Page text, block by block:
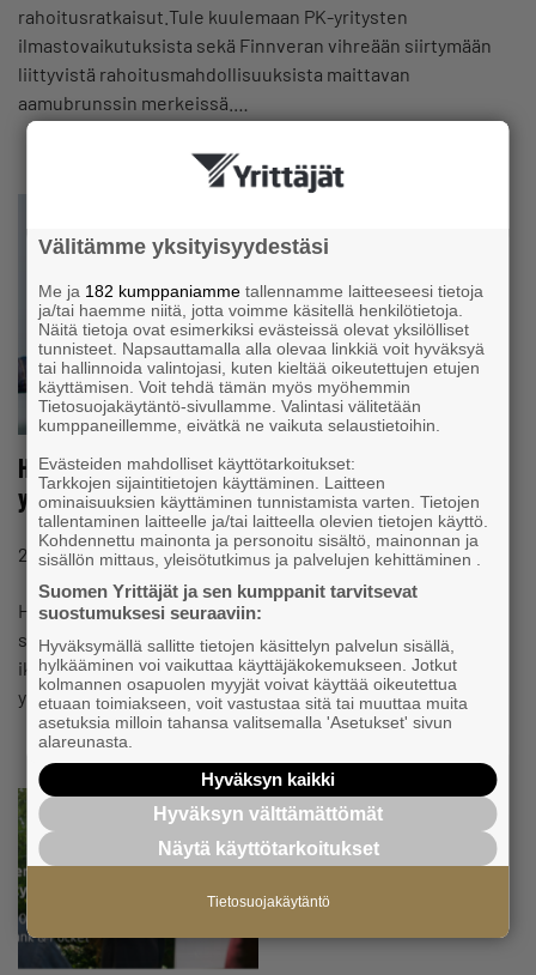
rahoitusratkaisut.Tule kuulemaan PK-yritysten
ilmastovaikutuksista sekä Finnveran vihreään siirtymään
liittyvistä rahoitusmahdollisuuksista maittavan
aamubrunssin merkeissä.…
Hopeataloudessa ei penneillä pelata – Silvestor Oy:
yhteisöllisyys palveluissa mukana
21.3.2023 klo 08:53 Uutinen #DIGI #VERKOSTOT
Hopeataloudella tarkoitetaan yleensä yli 50-vuotiaille
suunnattuja palveluja ja tuotteita. Termi korostaa
ikääntyvien merkitystä voimavarana ja potentiaalina
yhteiskunnalle sekä yritystoiminnalle.
Välitämme yksityisyydestäsi
Me ja 182 kumppaniamme tallennamme laitteeseesi tietoja
ja/tai haemme niitä, jotta voimme käsitellä henkilötietoja.
Näitä tietoja ovat esimerkiksi evästeissä olevat yksilölliset
tunnisteet. Napsauttamalla alla olevaa linkkiä voit hyväksyä
tai hallinnoida valintojasi, kuten kieltää oikeutettujen etujen
käyttämisen. Voit tehdä tämän myös myöhemmin
Tietosuojakäytäntö-sivullamme. Valintasi välitetään
kumppaneillemme, eivätkä ne vaikuta selaustietoihin.
Evästeiden mahdolliset käyttötarkoitukset:
Tarkkojen sijaintitietojen käyttäminen. Laitteen
ominaisuuksien käyttäminen tunnistamista varten. Tietojen
tallentaminen laitteelle ja/tai laitteella olevien tietojen käyttö.
Kohdennettu mainonta ja personoitu sisältö, mainonnan ja
sisällön mittaus, yleisötutkimus ja palvelujen kehittäminen .
Suomen Yrittäjät ja sen kumppanit tarvitsevat
suostumuksesi seuraaviin:
Hyväksymällä sallitte tietojen käsittelyn palvelun sisällä,
hylkääminen voi vaikuttaa käyttäjäkokemukseen. Jotkut
kolmannen osapuolen myyjät voivat käyttää oikeutettua
etuaan toimiakseen, voit vastustaa sitä tai muuttaa muita
asetuksia milloin tahansa valitsemalla 'Asetukset' sivun
alareunasta.
Hyväksyn kaikki
Hyväksyn välttämättömät
Näytä käyttötarkoitukset
Tietosuojakäytäntö